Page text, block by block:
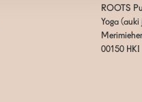
ROOTS
Yoga
00150 HKI